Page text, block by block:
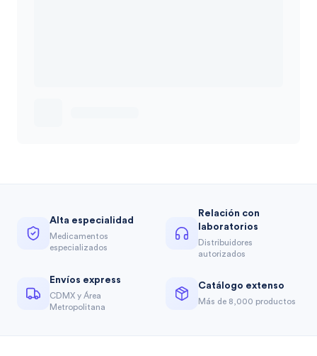
Alta especialidad
Medicamentos
especializados
Relación con
laboratorios
Distribuidores
autorizados
Envíos express
CDMX y Área
Metropolitana
Catálogo extenso
Más de 8,000 productos